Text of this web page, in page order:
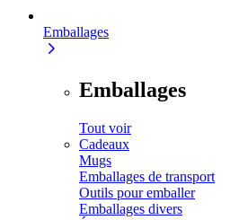
Emballages
Emballages
Tout voir
Cadeaux
Mugs
Emballages de transport
Outils pour emballer
Emballages divers